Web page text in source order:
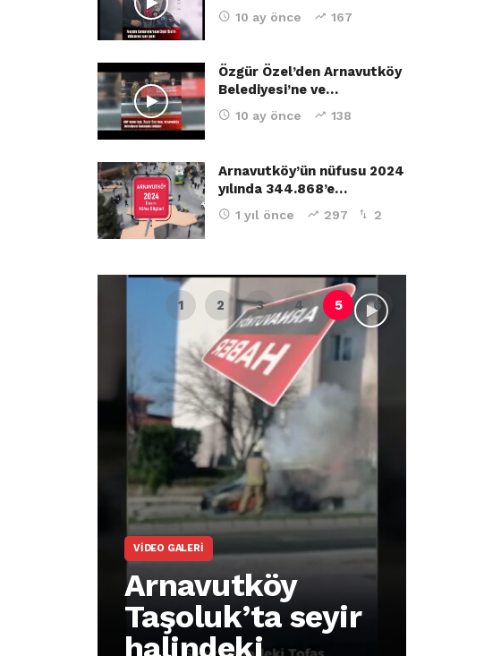
10 ay önce 167
Özgür Özel’den Arnavutköy
Belediyesi’ne ve…
10 ay önce 138
Arnavutköy’ün nüfusu 2024
yılında 344.868’e…
1 yıl önce 297 2
VIDEO GALERI
Arnavutköy
Taşoluk’ta seyir
halindeki